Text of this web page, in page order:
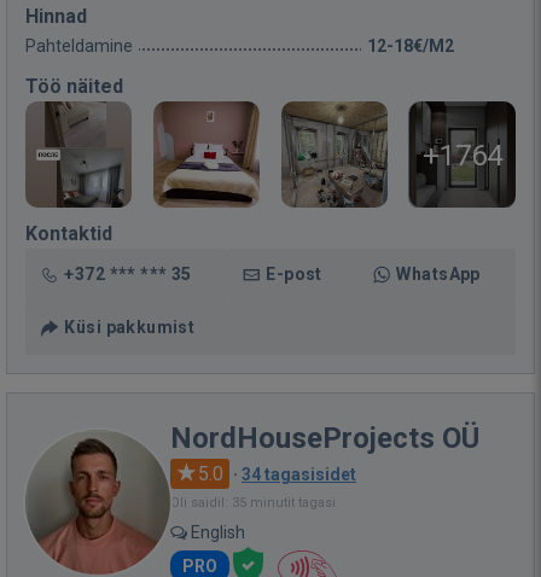
Hinnad
Pahteldamine 12-18€/M2
Töö näited
+1764
Kontaktid
+372 *** *** 35 E-post WhatsApp
Küsi pakkumist
NordHouseProjects OÜ
5.0 · 34 tagasisidet
Oli saidil: 35 minutit tagasi
English
PRO